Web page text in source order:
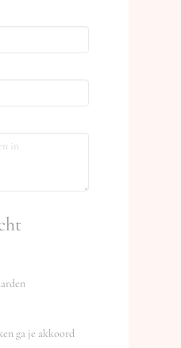
ga je akkoord